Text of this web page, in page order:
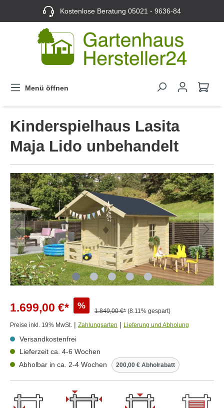
Kostenlose Beratung05021 - 9636-84
Menü öffnen
Kinderspielhaus Lasita
Maja Lido unbehandelt
1.699,00 €* %
1.849,00 €* (8.11% gespart)
Preise inkl. 19% MwSt. | Zahlungsarten | Lieferung und Abholung
Versandkostenfrei
Lieferzeit ca. 4-6 Wochen
Abholbar in ca. 2-4 Wochen
200,00 € Abholrabatt